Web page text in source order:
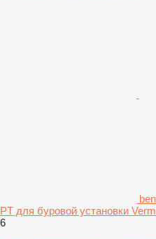
PT для буровой установки
6